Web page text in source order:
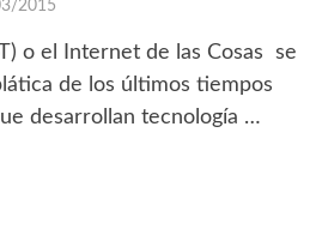
2015
o el Internet de las Cosas se
de los últimos tiempos
desarrollan tecnología …